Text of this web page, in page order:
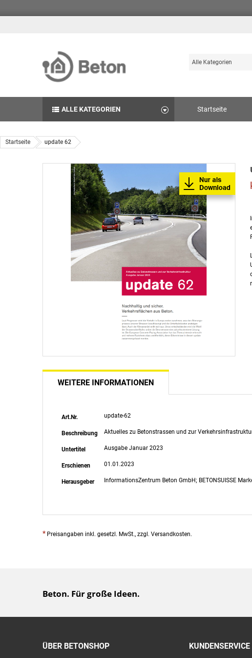
Betonshops
ALLE KATEGORIEN Startseite
Startseite update 62
WEITERE INFORMATIONEN
Art.Nr. update-62
Beschreibung Aktuelles zu Betonstrassen und zur
Untertitel Ausgabe Januar 2023
Erschienen 01.01.2023
Herausgeber InformationsZentrum Beton GmbH; BETONSUISSE
*Preisangaben inkl. gesetzl. MwSt., zzgl. Versandkosten.
Beton. Für große Ideen.
ÜBER BETONSHOP KUNDENSERVICE